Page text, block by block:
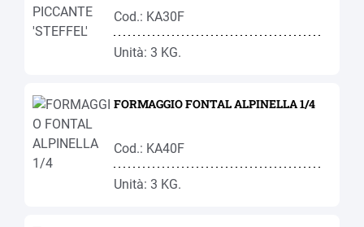
Cod.: KA30F
Unità: 3 KG.
FORMAGGIO FONTAL ALPINELLA 1/4
Cod.: KA40F
Unità: 3 KG.